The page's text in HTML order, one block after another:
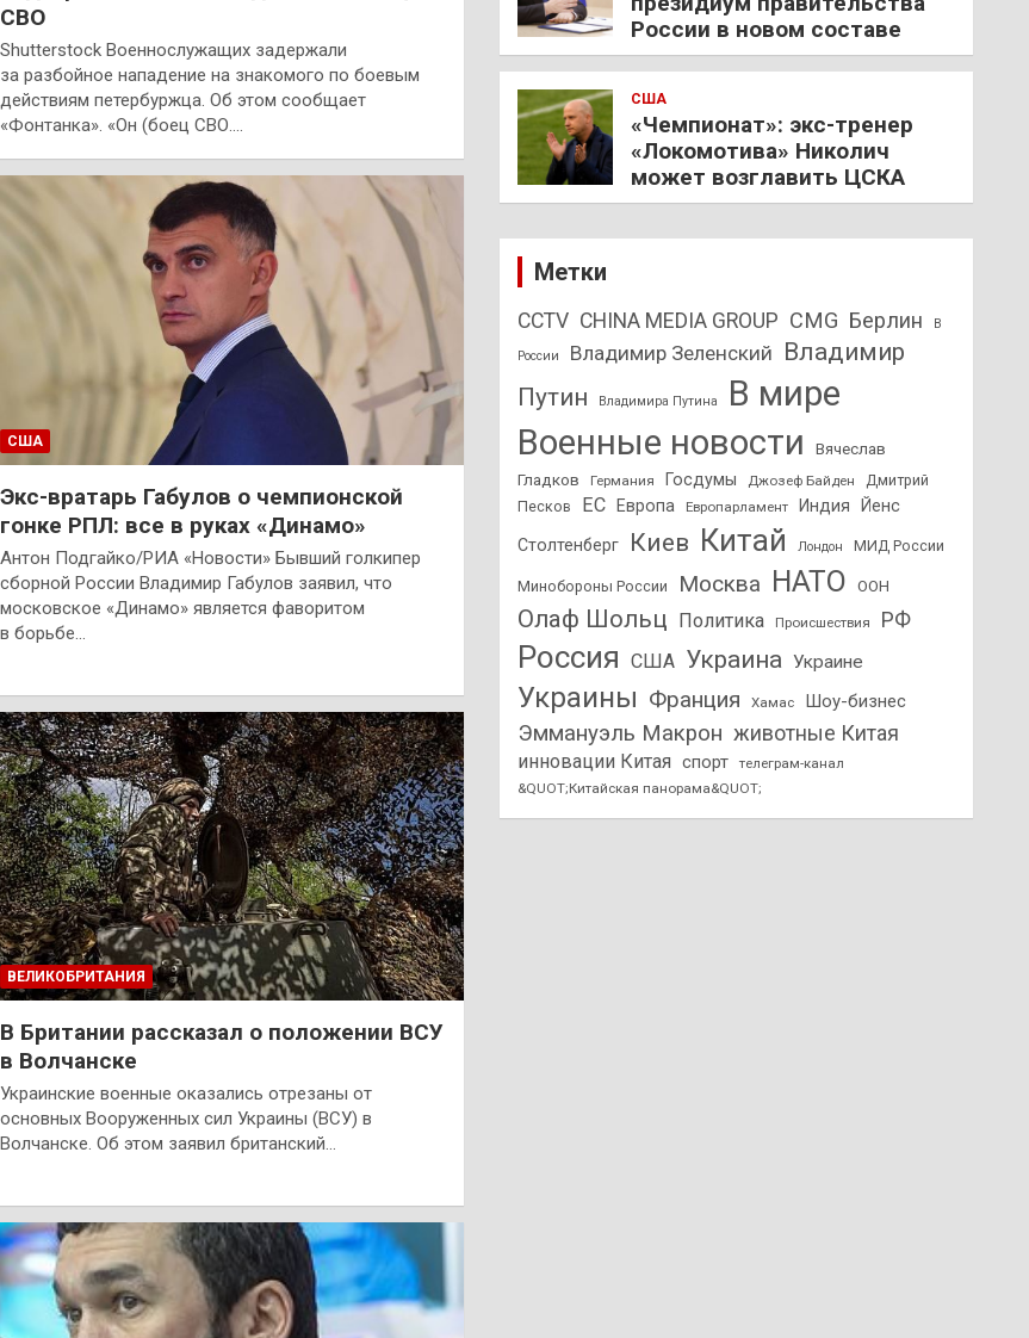
СВО
Shutterstock Военнослужащих задержали
за разбойное нападение на знакомого по боевым
действиям петербуржца. Об этом сообщает
«Фонтанка». «Он (боец СВО.…
США
Экс-вратарь Габулов о чемпионской
гонке РПЛ: все в руках «Динамо»
Антон Подгайко/РИА «Новости» Бывший голкипер
сборной России Владимир Габулов заявил, что
московское «Динамо» является фаворитом
в борьбе…
ВЕЛИКОБРИТАНИЯ
В Британии рассказал о положении ВСУ
в Волчанске
Украинские военные оказались отрезаны от
основных Вооруженных сил Украины (ВСУ) в
Волчанске. Об этом заявил британский…
России в новом составе
США
«Чемпионат»: экс-тренер
«Локомотива» Николич
может возглавить ЦСКА
Метки
CCTV CHINA MEDIA GROUP CMG Берлин В
России Владимир Зеленский Владимир
Путин
Владимира Путина
В мире
Военные новости
Вячеслав
Гладков
Германия Госдумы Джозеф Байден
Дмитрий
Песков
ЕС Европа Европарламент Индия Йенс
Столтенберг Киев Китай Лондон МИД России
Минобороны России Москва НАТО ООН
Олаф Шольц Политика Происшествия РФ
Россия США Украина Украине
Украины Франция Хамас Шоу-бизнес
Эммануэль Макрон животные Китая
инновации Китая спорт
телеграм-канал
&QUOT;Китайская панорама&QUOT;